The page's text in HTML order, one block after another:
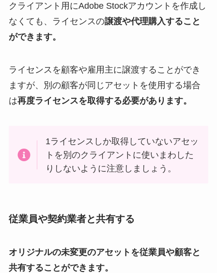
クライアント用にAdobe Stockアカウントを作成し
なくても、ライセンスの譲渡や代理購入すること
ができます。
ライセンスを顧客や雇用主に譲渡することができ
ますが、別の顧客が同じアセットを使用する場合
は再度ライセンスを取得する必要があります。
1ライセンスしか取得していないアセッ
トを別のクライアントに使いまわした
りしないように注意しましょう。
従業員や契約業者と共有する
オリジナルの未変更のアセットを従業員や顧客と
共有することができます。